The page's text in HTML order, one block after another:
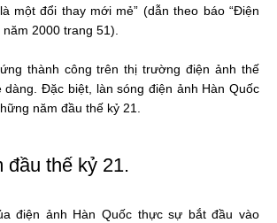
một đổi thay mới mẻ” (dẫn theo báo “Điện
2000 trang 51).
thành công trên thị trường điện ảnh thế
dàng. Đặc biệt, làn sóng điện ảnh Hàn Quốc
năm đầu thế kỷ 21.
đầu thế kỷ 21.
điện ảnh Hàn Quốc thực sự bắt đầu vào